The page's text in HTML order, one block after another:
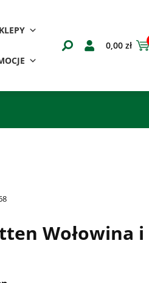
0,00 zł
Wołowina i